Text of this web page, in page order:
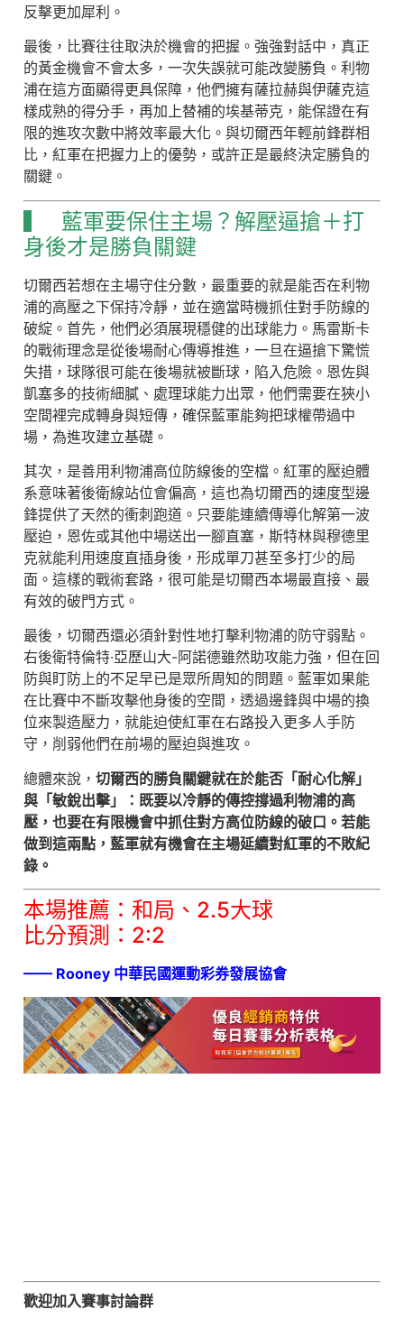
反擊更加犀利。
最後，比賽往往取決於機會的把握。強強對話中，真正
的黃金機會不會太多，一次失誤就可能改變勝負。利物
浦在這方面顯得更具保障，他們擁有薩拉赫與伊薩克這
樣成熟的得分手，再加上替補的埃基蒂克，能保證在有
限的進攻次數中將效率最大化。與切爾西年輕前鋒群相
比，紅軍在把握力上的優勢，或許正是最終決定勝負的
關鍵。
▍ 藍軍要保住主場？解壓逼搶＋打
身後才是勝負關鍵
切爾西若想在主場守住分數，最重要的就是能否在利物
浦的高壓之下保持冷靜，並在適當時機抓住對手防線的
破綻。首先，他們必須展現穩健的出球能力。馬雷斯卡
的戰術理念是從後場耐心傳導推進，一旦在逼搶下驚慌
失措，球隊很可能在後場就被斷球，陷入危險。恩佐與
凱塞多的技術細膩、處理球能力出眾，他們需要在狹小
空間裡完成轉身與短傳，確保藍軍能夠把球權帶過中
場，為進攻建立基礎。
其次，是善用利物浦高位防線後的空檔。紅軍的壓迫體
系意味著後衛線站位會偏高，這也為切爾西的速度型邊
鋒提供了天然的衝刺跑道。只要能連續傳導化解第一波
壓迫，恩佐或其他中場送出一腳直塞，斯特林與穆德里
克就能利用速度直插身後，形成單刀甚至多打少的局
面。這樣的戰術套路，很可能是切爾西本場最直接、最
有效的破門方式。
最後，切爾西還必須針對性地打擊利物浦的防守弱點。
右後衛特倫特·亞歷山大-阿諾德雖然助攻能力強，但在回
防與盯防上的不足早已是眾所周知的問題。藍軍如果能
在比賽中不斷攻擊他身後的空間，透過邊鋒與中場的換
位來製造壓力，就能迫使紅軍在右路投入更多人手防
守，削弱他們在前場的壓迫與進攻。
總體來說， 切爾西的勝負關鍵就在於能否「耐心化解」
與「敏銳出擊」：既要以冷靜的傳控撐過利物浦的高
壓，也要在有限機會中抓住對方高位防線的破口。若能
做到這兩點，藍軍就有機會在主場延續對紅軍的不敗紀
錄。
本場推薦：和局、2.5大球
比分預測：2:2
—— Rooney 中華民國運動彩券發展協會
歡迎加入賽事討論群